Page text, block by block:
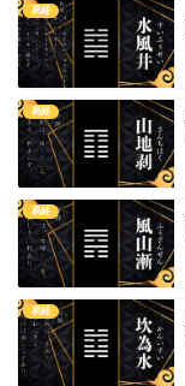
易経
易経
易経
易経